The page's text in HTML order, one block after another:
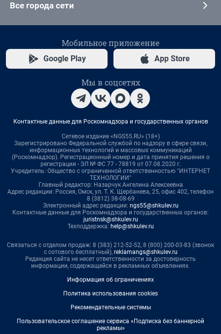
Все города сети
Мобильное приложение
Google Play App Store
Мы в соцсетях
Контактные данные для Роскомнадзора и государственных органов
Сетевое издание «NGS55.RU» (18+)
Зарегистрировано Федеральной службой по надзору в сфере связи,
информационных технологий и массовых коммуникаций
(Роскомнадзор). Регистрационный номер и дата принятия решения о
регистрации - ЭЛ № ФС 77 - 78819 от 07.08.2020 г.
Учредитель: Общество с ограниченной ответственностью "ИНТЕРНЕТ
ТЕХНОЛОГИИ"
Главный редактор: Назарчук Ангелина Алексеевна
Адрес редакции: Россия, Омск, ул. Т. К. Щербанева, 25, офис 402, телефон
8 (3812) 38-08-69
Электронный адрес редакции: ngs55@shkulev.ru
Контактные данные для Роскомнадзора и государственных органов:
juristnsk@shkulev.ru
Техподдержка: help@shkulev.ru
Связаться с отделом продаж: 8 (383) 212-52-52, 8 (800) 200-03-83 (звонок
с сотового бесплатный), reklamangs@shkulev.ru
Редакция сайта не несет ответственности за достоверность
информации, содержащейся в рекламных объявлениях.
Информация об ограничениях
Политика использования cookies
Рекомендательные системы
Пользовательское соглашение сервиса «Подписка без баннерной
рекламы»